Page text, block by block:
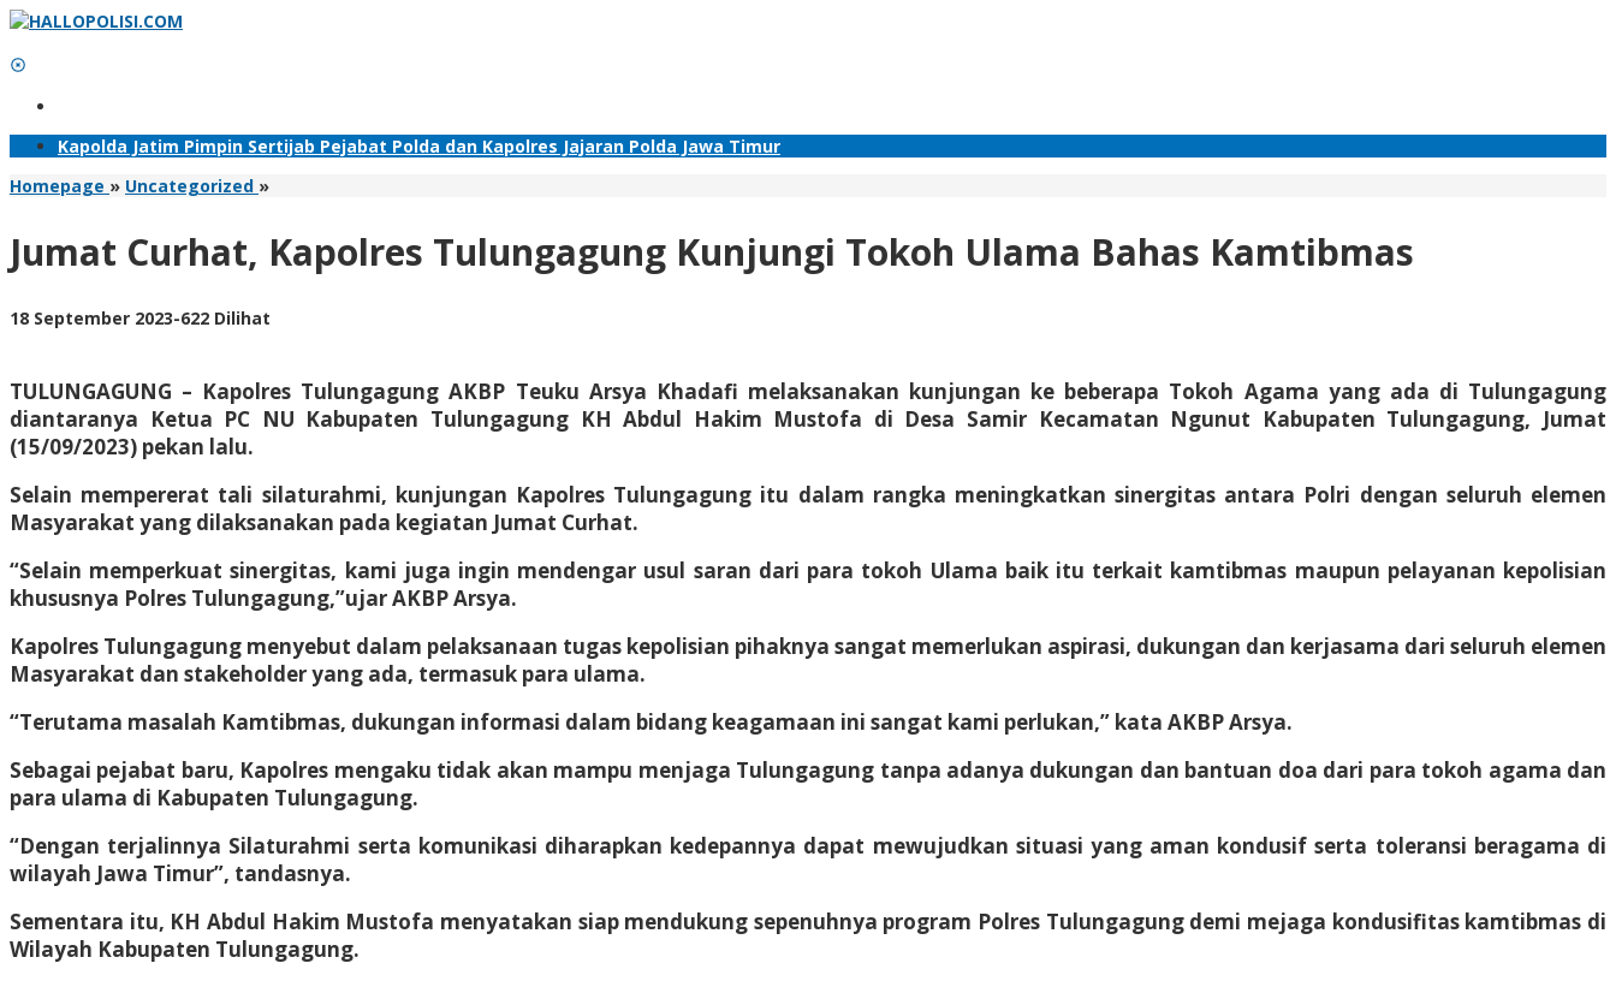
Lewati
konten
Kapolda Jatim Pimpin Sertijab Pejabat Polda dan Kapolres Jajaran Polda Jawa Timur
Homepage » Uncategorized »Jumat
Tulungagung
Kunjungi
Ulama
Jumat Curhat, Kapolres Tulungagung Kunjungi Tokoh Ulama Bahas Kamtibmas
18 September 2023oleh
-622 Dilihat
TULUNGAGUNG – Kapolres Tulungagung AKBP Teuku Arsya Khadafi melaksanakan kunjungan ke beberapa Tokoh Agama yang ada di Tulungagung
diantaranya Ketua PC NU Kabupaten Tulungagung KH Abdul Hakim Mustofa di Desa Samir Kecamatan Ngunut Kabupaten Tulungagung, Jumat
(15/09/2023) pekan lalu.
Selain mempererat tali silaturahmi, kunjungan Kapolres Tulungagung itu dalam rangka meningkatkan sinergitas antara Polri dengan seluruh elemen
Masyarakat yang dilaksanakan pada kegiatan Jumat Curhat.
“Selain memperkuat sinergitas, kami juga ingin mendengar usul saran dari para tokoh Ulama baik itu terkait kamtibmas maupun pelayanan kepolisian
khususnya Polres Tulungagung,”ujar AKBP Arsya.
Kapolres Tulungagung menyebut dalam pelaksanaan tugas kepolisian pihaknya sangat memerlukan aspirasi, dukungan dan kerjasama dari seluruh elemen
Masyarakat dan stakeholder yang ada, termasuk para ulama.
“Terutama masalah Kamtibmas, dukungan informasi dalam bidang keagamaan ini sangat kami perlukan,” kata AKBP Arsya.
Sebagai pejabat baru, Kapolres mengaku tidak akan mampu menjaga Tulungagung tanpa adanya dukungan dan bantuan doa dari para tokoh agama dan
para ulama di Kabupaten Tulungagung.
“Dengan terjalinnya Silaturahmi serta komunikasi diharapkan kedepannya dapat mewujudkan situasi yang aman kondusif serta toleransi beragama di
wilayah Jawa Timur”, tandasnya.
Sementara itu, KH Abdul Hakim Mustofa menyatakan siap mendukung sepenuhnya program Polres Tulungagung demi mejaga kondusifitas kamtibmas di
Wilayah Kabupaten Tulungagung.